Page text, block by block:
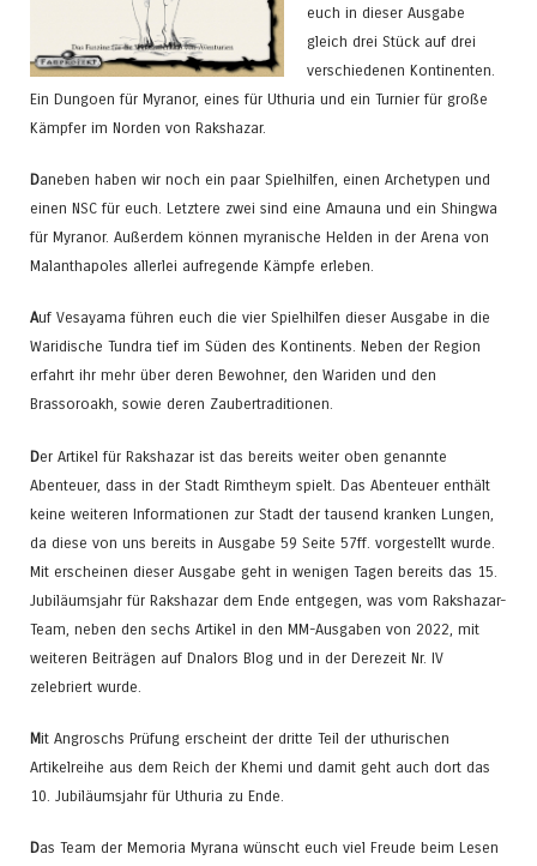
euch in dieser Ausgabe
gleich drei Stück auf drei
verschiedenen Kontinenten.
Ein Dungoen für Myranor, eines für Uthuria und ein Turnier für große
Kämpfer im Norden von Rakshazar.
Daneben haben wir noch ein paar Spielhilfen, einen Archetypen und
einen NSC für euch. Letztere zwei sind eine Amauna und ein Shingwa
für Myranor. Außerdem können myranische Helden in der Arena von
Malanthapoles allerlei aufregende Kämpfe erleben.
Auf Vesayama führen euch die vier Spielhilfen dieser Ausgabe in die
Waridische Tundra tief im Süden des Kontinents. Neben der Region
erfahrt ihr mehr über deren Bewohner, den Wariden und den
Brassoroakh, sowie deren Zaubertraditionen.
Der Artikel für Rakshazar ist das bereits weiter oben genannte
Abenteuer, dass in der Stadt Rimtheym spielt. Das Abenteuer enthält
keine weiteren Informationen zur Stadt der tausend kranken Lungen,
da diese von uns bereits in Ausgabe 59 Seite 57ff. vorgestellt wurde.
Mit erscheinen dieser Ausgabe geht in wenigen Tagen bereits das 15.
Jubiläumsjahr für Rakshazar dem Ende entgegen, was vom Rakshazar-
Team, neben den sechs Artikel in den MM-Ausgaben von 2022, mit
weiteren Beiträgen auf Dnalors Blog und in der Derezeit Nr. IV
zelebriert wurde.
Mit Angroschs Prüfung erscheint der dritte Teil der uthurischen
Artikelreihe aus dem Reich der Khemi und damit geht auch dort das
10. Jubiläumsjahr für Uthuria zu Ende.
Das Team der Memoria Myrana wünscht euch viel Freude beim Lesen